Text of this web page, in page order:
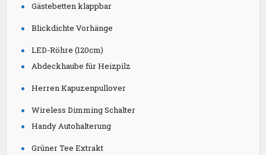
Gästebetten klappbar
Blickdichte Vorhänge
LED-Röhre (120cm)
Abdeckhaube für Heizpilz
Herren Kapuzenpullover
Wireless Dimming Schalter
Handy Autohalterung
Grüner Tee Extrakt